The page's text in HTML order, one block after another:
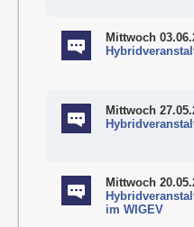
Mittwoch
Mittwoch
Mittwoch
im WIGEV